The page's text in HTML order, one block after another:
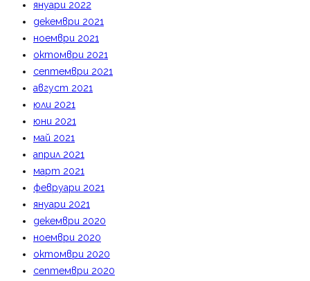
януари 2022
декември 2021
ноември 2021
октомври 2021
септември 2021
август 2021
юли 2021
юни 2021
май 2021
април 2021
март 2021
февруари 2021
януари 2021
декември 2020
ноември 2020
октомври 2020
септември 2020